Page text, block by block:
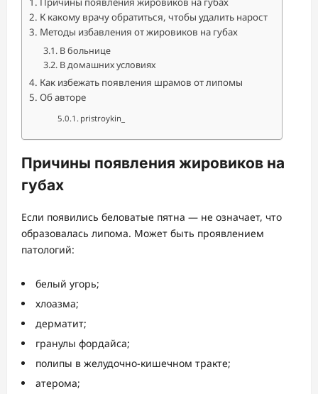
К какому врачу обратиться, чтобы удалить нарост
Методы избавления от жировиков на губах
В больнице
В домашних условиях
Как избежать появления шрамов от липомы
Об авторе
pristroykin_
Причины появления жировиков на
губах
Если появились беловатые пятна — не означает, что
образовалась липома. Может быть проявлением
патологий:
белый угорь;
хлоазма;
дерматит;
гранулы фордайса;
полипы в желудочно-кишечном тракте;
атерома;